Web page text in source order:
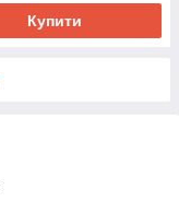
Купити